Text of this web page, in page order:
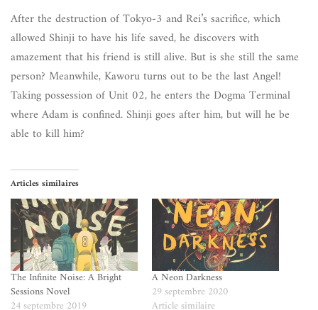
After the destruction of Tokyo-3 and Rei’s sacrifice, which
allowed Shinji to have his life saved, he discovers with
amazement that his friend is still alive. But is she still the same
person? Meanwhile, Kaworu turns out to be the last Angel!
Taking possession of Unit 02, he enters the Dogma Terminal
where Adam is confined. Shinji goes after him, but will he be
able to kill him?
Articles similaires
The Infinite Noise: A Bright
Sessions Novel
24 septembre 2019
A Neon Darkness
29 septembre 2020
Article similaire